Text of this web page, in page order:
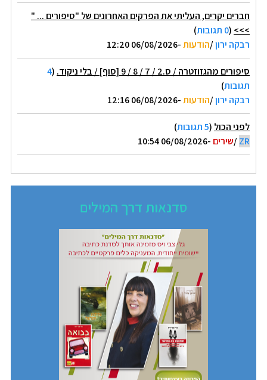
חברים יקרים, העליתי את הפרקים האחרונים של "סיפורים ... "
>>>
(0 תגובות
)
רבקה ירון/הודעות-06/08/2026 12:20
סיפורים מהגזוזטרה / ס.2 / 7 / 8 / 9 [סוף] / בלי ניקוד. (
4
תגובות)
רבקה ירון/הודעות-06/08/2026 12:16
לפני הכול (5 תגובות
)
ZR
/שירים -06/08/2026 10:54
סדנאות דרך המילים